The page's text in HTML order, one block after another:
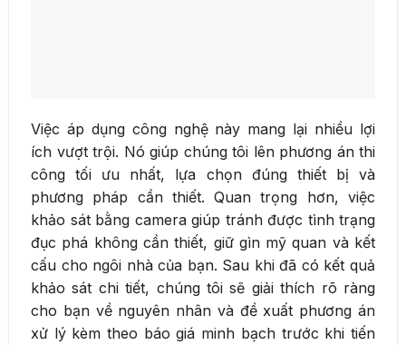
Việc áp dụng công nghệ này mang lại nhiều lợi
ích vượt trội. Nó giúp chúng tôi lên phương án thi
công tối ưu nhất, lựa chọn đúng thiết bị và
phương pháp cần thiết. Quan trọng hơn, việc
khảo sát bằng camera giúp tránh được tình trạng
đục phá không cần thiết, giữ gìn mỹ quan và kết
cấu cho ngôi nhà của bạn. Sau khi đã có kết quả
khảo sát chi tiết, chúng tôi sẽ giải thích rõ ràng
cho bạn về nguyên nhân và đề xuất phương án
xử lý kèm theo báo giá minh bạch trước khi tiến